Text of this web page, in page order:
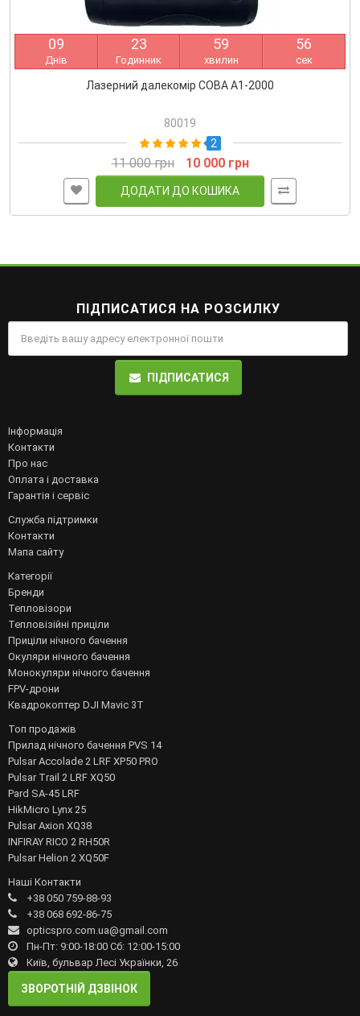
09
Днів
23
Годинник
59
хвилин
56
сек
Лазерний далекомір COBA A1-2000
80019
2
11 000 грн 10 000 грн
ДОДАТИ ДО КОШИКА
ПІДПИСАТИСЯ НА РОЗСИЛКУ
ПІДПИСАТИСЯ
Інформація
Контакти
Про нас
Оплата і доставка
Гарантія і сервіс
Служба підтримки
Контакти
Мапа сайту
Категорії
Бренди
Тепловізори
Тепловізійні приціли
Приціли нічного бачення
Окуляри нічного бачення
Монокуляри нічного бачення
FPV-дрони
Квадрокоптер DJI Mavic 3T
Топ продажів
Прилад нічного бачення PVS 14
Pulsar Accolade 2 LRF XP50 PRO
Pulsar Trail 2 LRF XQ50
Pard SA-45 LRF
HikMicro Lynx 25
Pulsar Axion XQ38
INFIRAY RICO 2 RH50R
Pulsar Helion 2 XQ50F
Наші Контакти
+38 050 759-88-93
+38 068 692-86-75
opticspro.com.ua@gmail.com
Пн-Пт: 9:00-18:00 Сб: 12:00-15:00
Київ, бульвар Лесі Українки, 26
ЗВОРОТНІЙ ДЗВІНОК